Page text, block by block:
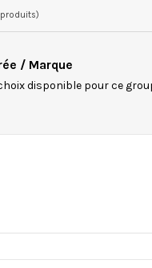
/ Marque
disponible pour ce